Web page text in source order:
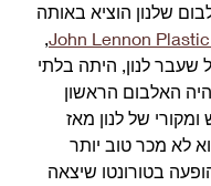
שלנון הוציא באותה
John Lennon
,
שעבר לנון, היתה בלתי
האלבום הראשון
של לנון מאז
לא מכר טוב יותר
בטורונטו שיצאה